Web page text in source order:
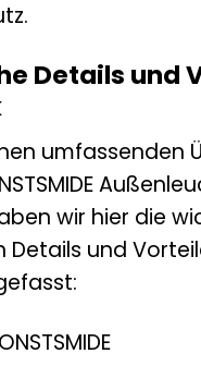
Details und
umfassenden
wir hier die
Details und